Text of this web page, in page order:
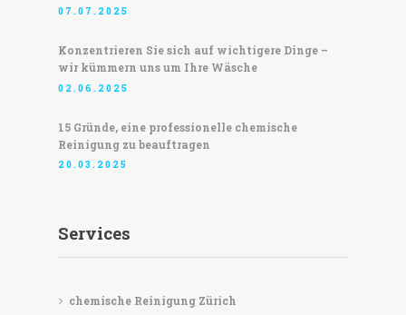
07.07.2025
Konzentrieren Sie sich auf wichtigere Dinge –
wir kümmern uns um Ihre Wäsche
02.06.2025
15 Gründe, eine professionelle chemische
Reinigung zu beauftragen
20.03.2025
Services
chemische Reinigung Zürich